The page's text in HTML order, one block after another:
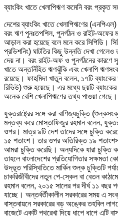
ব্যাংকিং খাতে খেলাপিঋণ কমেনি বরং প্রকৃত
দেশের ব্যাংকিং খাতে খেলাপিঋণের
বরং ঋণ পুনঃতপশিল, পুনর্গঠন ও রাইট-অফের
আড়াল করা হয়েছে বলে মনে করে সিপিডি।
প্রভিশনিং) ঘাটতির কিছু উন্নতি দেখা
দেয় না। বরং রাইট-অফ ও পুনর্গঠনের কারণে
খাতে অন্তর্নিহিত ঋণঝুঁকি এবং খেলাপি
রয়েছে। ফাহমিদা খাতুন বলেন, ১৭টি
রিভিউ) শুরু হয়েছে। এর মধ্যে ছয়টি ব্যাংকের
অনেক বেশি খেলাপিঋণের তথ্য পাওয়া গেছে।
যুক্তরাষ্ট্রের সঙ্গে করা বাণিজ্যচুক্তি
মন্তব্য করে মোস্তাফিজুর রহমান বলেন,
ওপর। মাত্র ৯টি দেশ তাদের সঙ্গে চুক্তি
১৫ শতাংশ। তার ওপর অতিরিক্ত ১৯
আমরা চুক্তি করেছি। অন্যদিকে যারা চুক্তি
তাহলে বাংলাদেশের প্রতিযোগিতার সক্ষমতা
উদ্ভূত পরিস্থিতিতে মার্কিন শুল্ক চুক্তিটি
চাকরিজীবীদের নতুন পে-স্কেল বা বেতন
রহমান বলেন, ২০১৫ সালের পর দীর্ঘ ১১ বছর
যাচ্ছে। অন্তর্বর্তীকালীন সরকারের সময় এ
বাস্তবায়নে সরকারের বড় অঙ্কের তহবিল
বাজেটে একটি পথরেখা দিয়ে ধাপে ধাপে এটি